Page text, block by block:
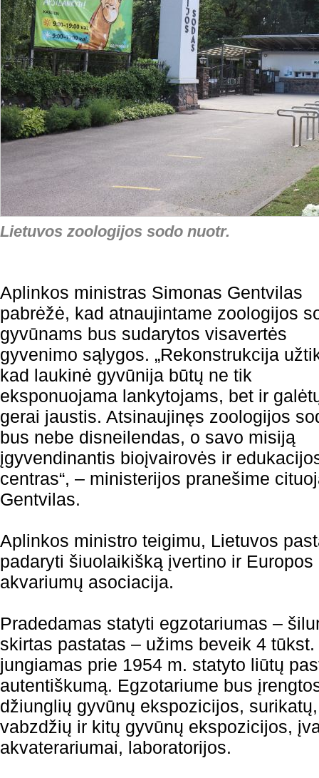
Lietuvos zoologijos sodo nuotr.
Aplinkos ministras Simonas Gentvilas
pabrėžė, kad atnaujintame zoologijos
gyvūnams bus sudarytos visavertės
gyvenimo sąlygos. „Rekonstrukcija
kad laukinė gyvūnija būtų ne tik
eksponuojama lankytojams, bet ir
gerai jaustis. Atsinaujinęs zoologijos
bus nebe disneilendas, o savo misiją
įgyvendinantis bioįvairovės ir
centras“, – ministerijos pranešime
Gentvilas.
Aplinkos ministro teigimu, Lietuvos
padaryti šiuolaikišką įvertino ir
akvariumų asociacija.
Pradedamas statyti egzotariumas –
skirtas pastatas – užims beveik 4
jungiamas prie 1954 m. statyto liūtų
autentiškumą. Egzotariume bus
džiunglių gyvūnų ekspozicijos,
vabzdžių ir kitų gyvūnų ekspozicijos,
akvaterariumai, laboratorijos.